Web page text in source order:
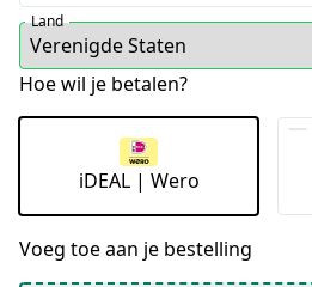
Land
Hoe wil je betalen?
iDEAL | Wero
Voeg toe aan je bestelling